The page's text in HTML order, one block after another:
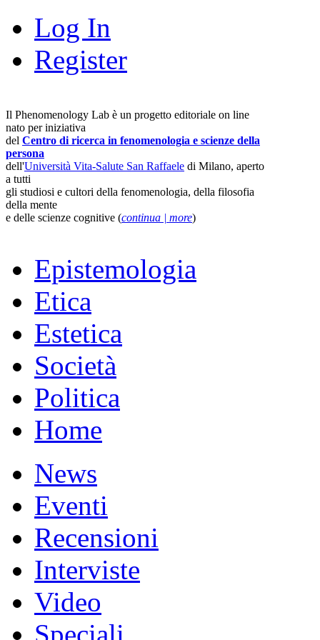
Log In
Register
Il Phenomenology Lab è un progetto editoriale on line
nato per iniziativa
del Centro di ricerca in fenomenologia e scienze della
persona
dell'Università Vita-Salute San Raffaele di Milano, aperto
a tutti
gli studiosi e cultori della fenomenologia, della filosofia
della mente
e delle scienze cognitive (continua | more)
Epistemologia
Etica
Estetica
Società
Politica
Home
News
Eventi
Recensioni
Interviste
Video
Speciali